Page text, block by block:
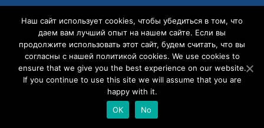
© 2026 Кафедра общей теории словесности
Powered by
WordPress
Theme:Gillian
WP-FB-AutoConnect
Наш сайт использует cookies, чтобы убедиться в том, что
даем вам лучший опыт на нашем сайте. Если вы
продолжите использовать этот сайт, будем считать, что вы
согласны с нашей политикой cookies. We use cookies to
ensure that we give you the best experience on our website.
If you continue to use this site we will assume that you are
happy with it.
ОК
No